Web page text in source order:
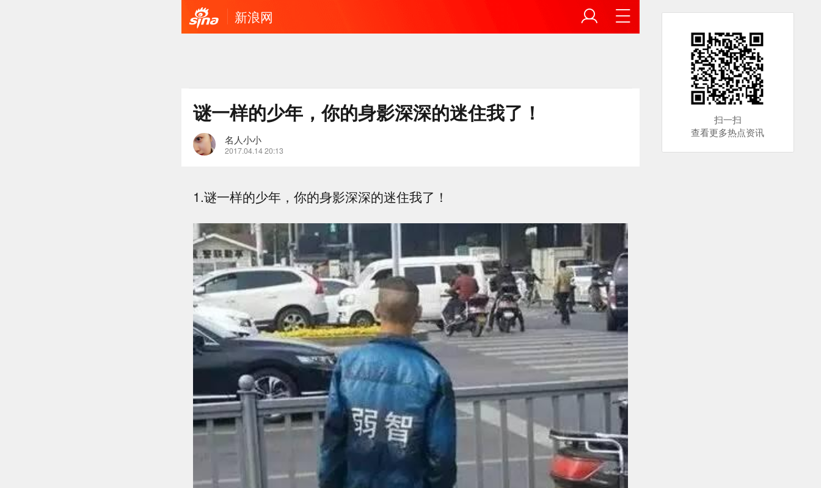
新浪网
谜一样的少年，你的身影深深的迷住我了！
名人小小
2017.04.14 20:13
1.谜一样的少年，你的身影深深的迷住我了！
扫一扫
查看更多热点资讯